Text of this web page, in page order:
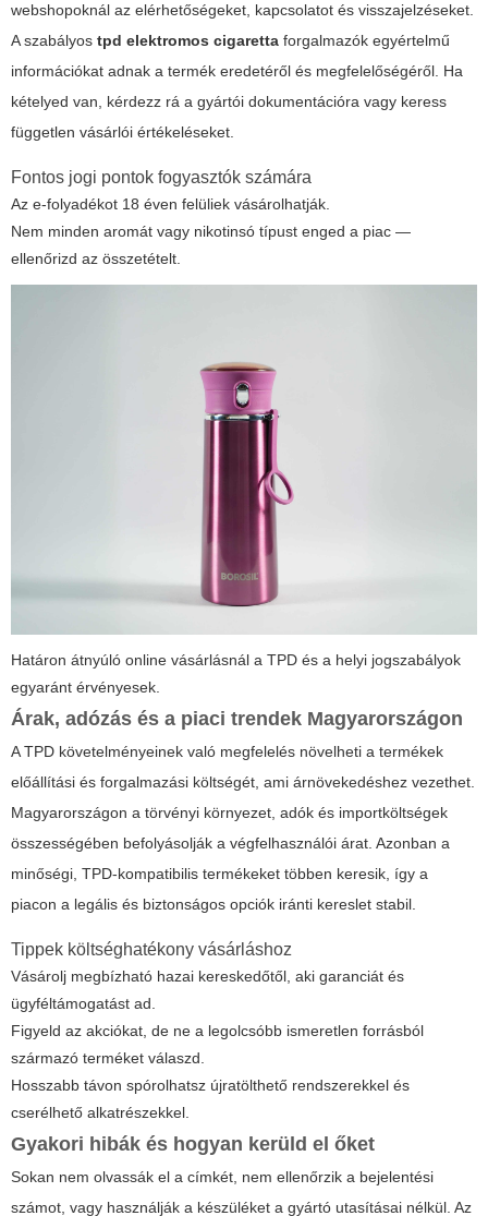
webshopoknál az elérhetőségeket, kapcsolatot és visszajelzéseket.
A szabályos tpd elektromos cigaretta forgalmazók egyértelmű
információkat adnak a termék eredetéről és megfelelőségéről. Ha
kételyed van, kérdezz rá a gyártói dokumentációra vagy keress
független vásárlói értékeléseket.
Fontos jogi pontok fogyasztók számára
Az e-folyadékot 18 éven felüliek vásárolhatják.
Nem minden aromát vagy nikotinsó típust enged a piac —
ellenőrizd az összetételt.
Határon átnyúló online vásárlásnál a TPD és a helyi jogszabályok
egyaránt érvényesek.
Árak, adózás és a piaci trendek Magyarországon
A TPD követelményeinek való megfelelés növelheti a termékek
előállítási és forgalmazási költségét, ami árnövekedéshez vezethet.
Magyarországon a törvényi környezet, adók és importköltségek
összességében befolyásolják a végfelhasználói árat. Azonban a
minőségi, TPD-kompatibilis termékeket többen keresik, így a
piacon a legális és biztonságos opciók iránti kereslet stabil.
Tippek költséghatékony vásárláshoz
Vásárolj megbízható hazai kereskedőtől, aki garanciát és
ügyféltámogatást ad.
Figyeld az akciókat, de ne a legolcsóbb ismeretlen forrásból
származó terméket válaszd.
Hosszabb távon spórolhatsz újratölthető rendszerekkel és
cserélhető alkatrészekkel.
Gyakori hibák és hogyan kerüld el őket
Sokan nem olvassák el a címkét, nem ellenőrzik a bejelentési
számot, vagy használják a készüléket a gyártó utasításai nélkül. Az